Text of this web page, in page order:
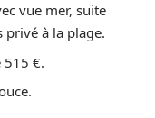
vue mer, suite
privé à la plage.
515 €.